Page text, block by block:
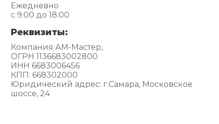
Ежедневно
с 9:00 до 18:00
Реквизиты:
Компания АМ-Мастер,
ОГРН 1136683002800
ИНН 6683006456
КПП: 668302000
Юридический адрес: г.Самара, Московское
шоссе, 24